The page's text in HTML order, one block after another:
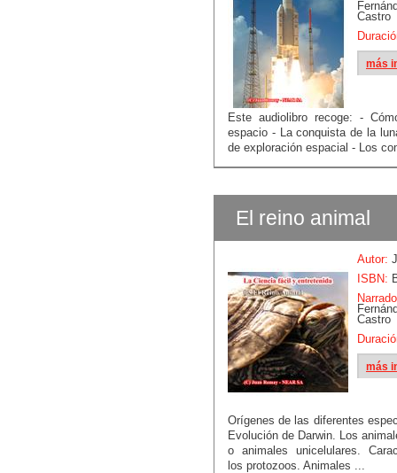
Castro
más
Este audiolibro recoge: -
espacio - La conquista de la
de exploración espacial - Los
El reino animal
Autor:
ISBN:
Castro
más
Orígenes de las diferentes
Evolución de Darwin. Los
o animales unicelulares.
los protozoos. Animales ...